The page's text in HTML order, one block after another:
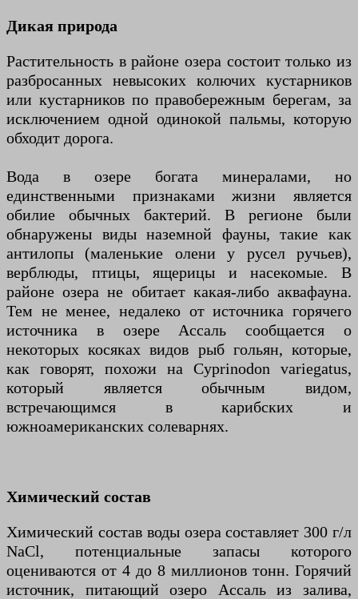
Дикая природа
Растительность в районе озера состоит только из
разбросанных невысоких колючих кустарников
или кустарников по правобережным берегам, за
исключением одной одинокой пальмы, которую
обходит дорога.
Вода в озере богата минералами, но
единственными признаками жизни является
обилие обычных бактерий. В регионе были
обнаружены виды наземной фауны, такие как
антилопы (маленькие олени у русел ручьев),
верблюды, птицы, ящерицы и насекомые. В
районе озера не обитает какая-либо аквафауна.
Тем не менее, недалеко от источника горячего
источника в озере Ассаль сообщается о
некоторых косяках видов рыб гольян, которые,
как говорят, похожи на Cyprinodon variegatus,
который является обычным видом,
встречающимся в карибских и
южноамериканских солеварнях.
Химический состав
Химический состав воды озера составляет 300 г/л
NaCl, потенциальные запасы которого
оцениваются от 4 до 8 миллионов тонн. Горячий
источник, питающий озеро Ассаль из залива,